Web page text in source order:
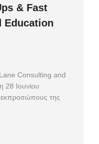
& Fast
Education
Consulting and
28 Ιουνίου
της